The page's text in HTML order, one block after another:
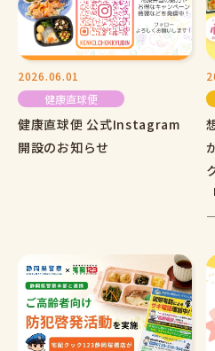
2026.06.01
健康直球便
健康直球便 公式Instagram
開設のお知らせ